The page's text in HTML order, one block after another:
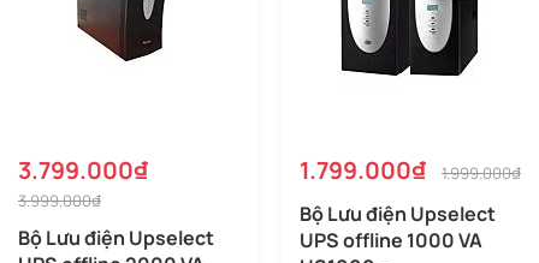
3.799.000₫
3.999.000₫
Bộ Lưu điện Upselect
1.799.000₫ 1.999.000₫
Bộ Lưu điện Upselect
UPS offline 1000 VA